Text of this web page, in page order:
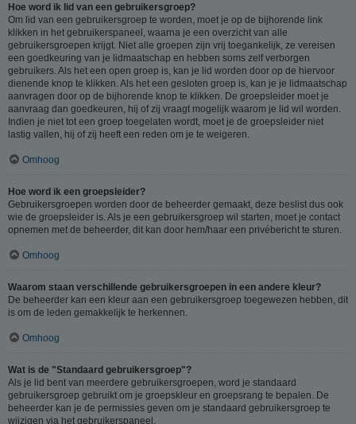
Hoe word ik lid van een gebruikersgroep?
Om lid van een gebruikersgroep te worden, moet je op de bijhorende link
klikken in het gebruikerspaneel, waarna je een overzicht van alle
gebruikersgroepen krijgt. Niet alle groepen zijn vrij toegankelijk, ze vereisen
een goedkeuring van je lidmaatschap en hebben soms zelf verborgen
gebruikers. Als het een open groep is, kan je lid worden door op de hiervoor
dienende knop te klikken. Als het een gesloten groep is, kan je je lidmaatschap
aanvragen door op de bijhorende knop te klikken. De groepsleider moet je
aanvraag dan goedkeuren, hij of zij vraagt mogelijk waarom je lid wil worden.
Indien je niet tot een groep toegelaten wordt, moet je de groepsleider niet
lastig vallen, hij of zij heeft een reden om je te weigeren.
Omhoog
Hoe word ik een groepsleider?
Gebruikersgroepen worden door de beheerder gemaakt, deze beslist dus ook
wie de groepsleider is. Als je een gebruikersgroep wil starten, moet je contact
opnemen met de beheerder, dit kan door hem/haar een privébericht te sturen.
Omhoog
Waarom staan verschillende gebruikersgroepen in een andere kleur?
De beheerder kan een kleur aan een gebruikersgroep toegewezen hebben, dit
is om de leden gemakkelijk te herkennen.
Omhoog
Wat is de "Standaard gebruikersgroep"?
Als je lid bent van meerdere gebruikersgroepen, word je standaard
gebruikersgroep gebruikt om je groepskleur en groepsrang te bepalen. De
beheerder kan je de permissies geven om je standaard gebruikersgroep te
wijzigen via het gebruikerspaneel.